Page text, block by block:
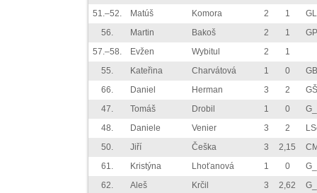
51.–52.
Matúš Komora 2 1
56.
Martin Bakoš 2 1
57.–58.
Evžen Wybitul 2
1
55.
Kateřina Charvátová 1 0
66.
Daniel Herman 3 2
47.
Tomáš Drobil 1 0
48.
Daniele Venier 3 2
50.
Jiří Češka 3 2,15
61.
Kristýna Lhoťanová 1 0
62.
Aleš Krčil 3 2,62